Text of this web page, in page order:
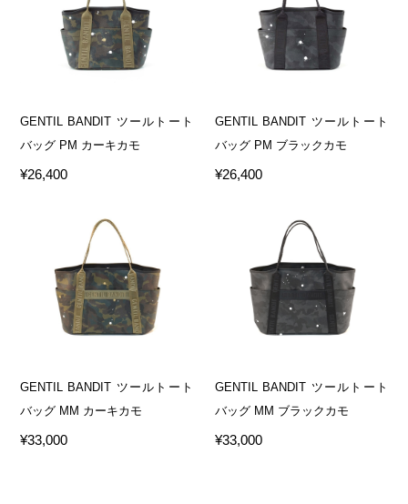
GENTIL BANDIT ツールトート
バッグ PM カーキカモ
¥26,400
GENTIL BANDIT ツールトート
バッグ PM ブラックカモ
¥26,400
GENTIL BANDIT ツールトート
バッグ MM カーキカモ
¥33,000
GENTIL BANDIT ツールトート
バッグ MM ブラックカモ
¥33,000